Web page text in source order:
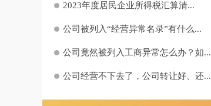
2023年度居民企业所得税汇算清...
公司被列入“经营异常名录”有什么...
公司竟然被列入工商异常怎么办？如...
公司经营不下去了，公司转让好、还...